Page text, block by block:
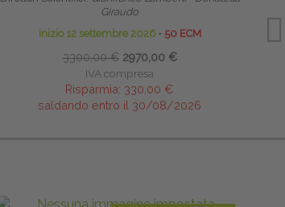
Giraudo
inizio 12 settembre 2026 ∙ 50 ECM
3300,00 € 2970,00 €
IVA compresa
Risparmia: 330,00 €
saldando entro il 30/08/2026